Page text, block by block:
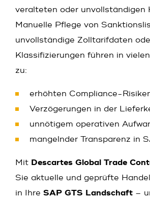
veralteten oder unvollständigen
Manuelle Pflege von
unvollständige Zolltarifdaten
Klassifizierungen führen in
zu:
erhöhten Compliance-
Verzögerungen in der
unnötigem operativen
mangelnder Transparenz in
Mit Descartes Global Trade
Sie aktuelle und geprüfte
in Ihre SAP GTS Landschaft –